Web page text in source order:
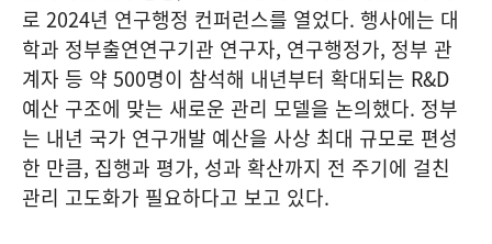
로 2024년 연구행정 컨퍼런스를 열었다. 행사에는 대
학과 정부출연연구기관 연구자, 연구행정가, 정부 관
계자 등 약 500명이 참석해 내년부터 확대되는 R&D
예산 구조에 맞는 새로운 관리 모델을 논의했다. 정부
는 내년 국가 연구개발 예산을 사상 최대 규모로 편성
한 만큼, 집행과 평가, 성과 확산까지 전 주기에 걸친
관리 고도화가 필요하다고 보고 있다.